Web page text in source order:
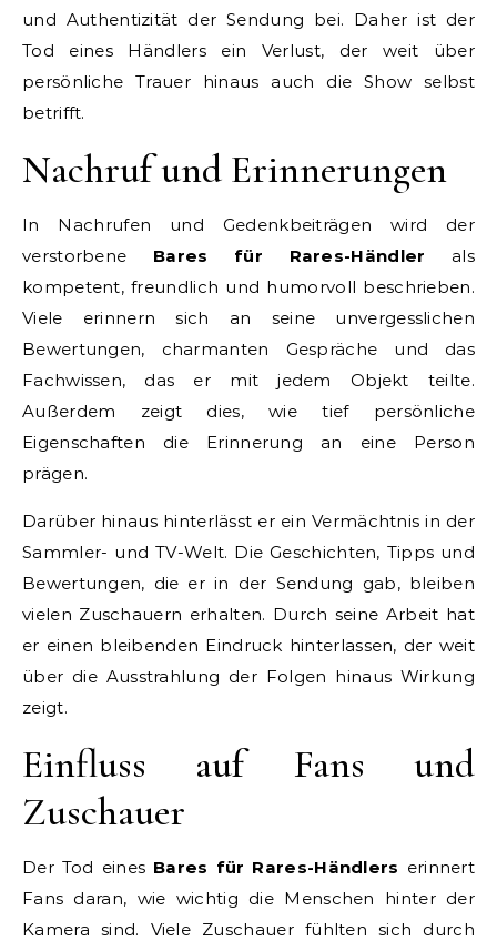
und Authentizität der Sendung bei. Daher ist der
Tod eines Händlers ein Verlust, der weit über
persönliche Trauer hinaus auch die Show selbst
betrifft.
Nachruf und Erinnerungen
In Nachrufen und Gedenkbeiträgen wird der
verstorbene Bares für Rares-Händler als
kompetent, freundlich und humorvoll beschrieben.
Viele erinnern sich an seine unvergesslichen
Bewertungen, charmanten Gespräche und das
Fachwissen, das er mit jedem Objekt teilte.
Außerdem zeigt dies, wie tief persönliche
Eigenschaften die Erinnerung an eine Person
prägen.
Darüber hinaus hinterlässt er ein Vermächtnis in der
Sammler- und TV-Welt. Die Geschichten, Tipps und
Bewertungen, die er in der Sendung gab, bleiben
vielen Zuschauern erhalten. Durch seine Arbeit hat
er einen bleibenden Eindruck hinterlassen, der weit
über die Ausstrahlung der Folgen hinaus Wirkung
zeigt.
Einfluss auf Fans und
Zuschauer
Der Tod eines Bares für Rares-Händlers erinnert
Fans daran, wie wichtig die Menschen hinter der
Kamera sind. Viele Zuschauer fühlten sich durch